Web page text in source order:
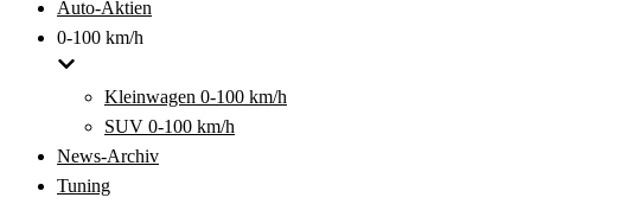
Auto-Aktien
0-100 km/h
Kleinwagen 0-100 km/h
SUV 0-100 km/h
News-Archiv
Tuning